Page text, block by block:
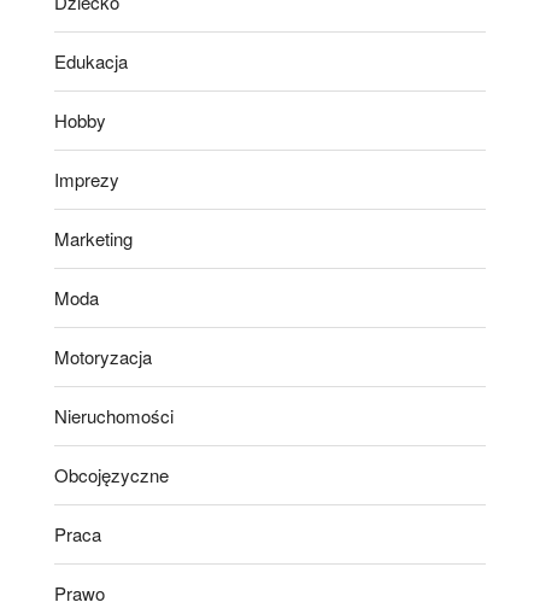
Edukacja
Hobby
Imprezy
Marketing
Moda
Motoryzacja
Nieruchomości
Obcojęzyczne
Praca
Prawo